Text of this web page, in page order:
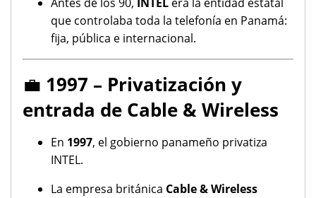
que controlaba toda la telefonía en Panamá:
fija, pública e internacional.
💼 1997 – Privatización y
entrada de Cable & Wireless
En 1997, el gobierno panameño privatiza
INTEL.
La empresa británica Cable & Wireless